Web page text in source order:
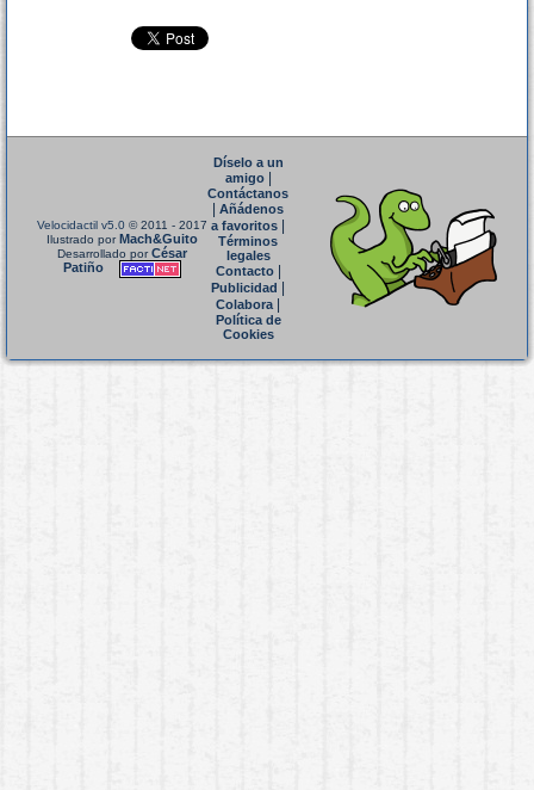
Velocidactil v5.0 © 2011 - 2017
Ilustrado porMach&Guito
Desarrollado porCésar
Patiño
Díselo a un
amigo|
Contáctanos
Añádenos
a favoritos
Términos
legales
Contacto|
Publicidad
Colabora|
Política de
Cookies